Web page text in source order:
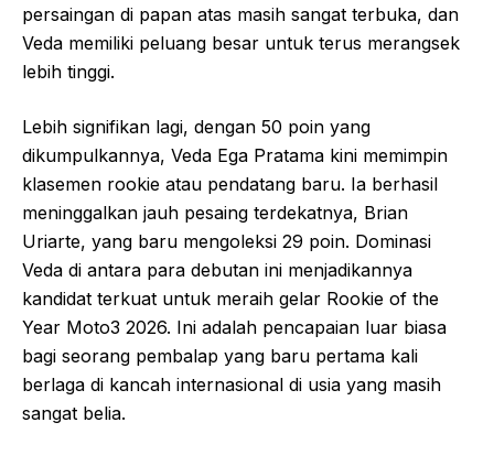
persaingan di papan atas masih sangat terbuka, dan
Veda memiliki peluang besar untuk terus merangsek
lebih tinggi.
Lebih signifikan lagi, dengan 50 poin yang
dikumpulkannya, Veda Ega Pratama kini memimpin
klasemen rookie atau pendatang baru. Ia berhasil
meninggalkan jauh pesaing terdekatnya, Brian
Uriarte, yang baru mengoleksi 29 poin. Dominasi
Veda di antara para debutan ini menjadikannya
kandidat terkuat untuk meraih gelar Rookie of the
Year Moto3 2026. Ini adalah pencapaian luar biasa
bagi seorang pembalap yang baru pertama kali
berlaga di kancah internasional di usia yang masih
sangat belia.